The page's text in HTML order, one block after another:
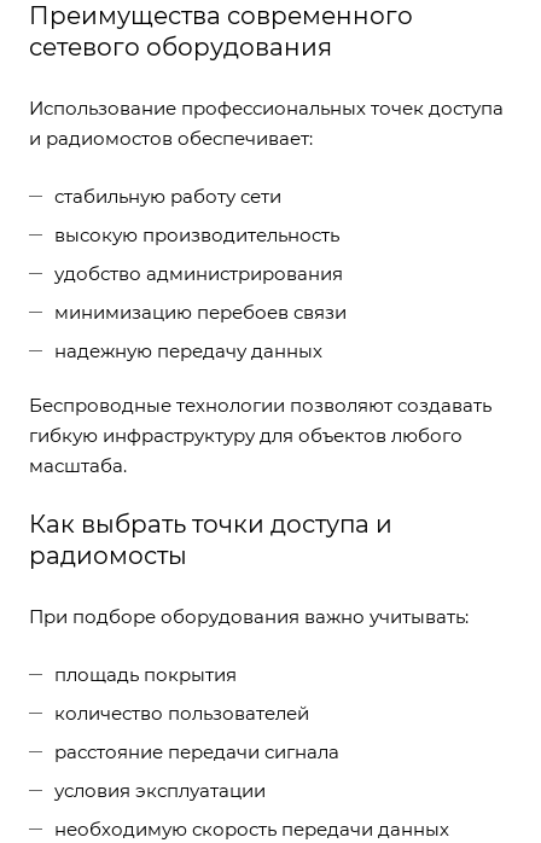
Преимущества современного
сетевого оборудования
Использование профессиональных точек доступа
и радиомостов обеспечивает:
стабильную работу сети
высокую производительность
удобство администрирования
минимизацию перебоев связи
надежную передачу данных
Беспроводные технологии позволяют создавать
гибкую инфраструктуру для объектов любого
масштаба.
Как выбрать точки доступа и
радиомосты
При подборе оборудования важно учитывать:
площадь покрытия
количество пользователей
расстояние передачи сигнала
условия эксплуатации
необходимую скорость передачи данных